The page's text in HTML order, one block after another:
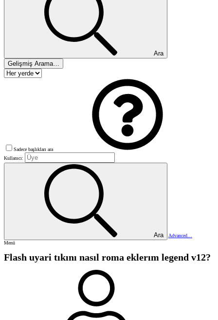
Ara
Gelişmiş Arama…
Sadece başlıkları ara
Kullanıcı:
Ara
Advanced…
Menü
Flash uyari tıkını nasıl roma eklerım legend v12?